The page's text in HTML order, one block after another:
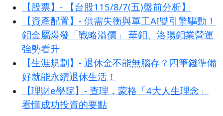
【股票】- 【台股115/8/7(五)盤前分析】
【資產配置】- 供需失衡與軍工AI雙引擎驅動！
鉬金屬爆發「戰略溢價」 華鉬、洛陽鉬業營運
強勢看升
【生涯規劃】- 退休金不能無腦存？四筆錢準備
好就能永續退休生活！
【理財e學院】- 查理．蒙格「4大人生理念」
看懂成功投資的要點